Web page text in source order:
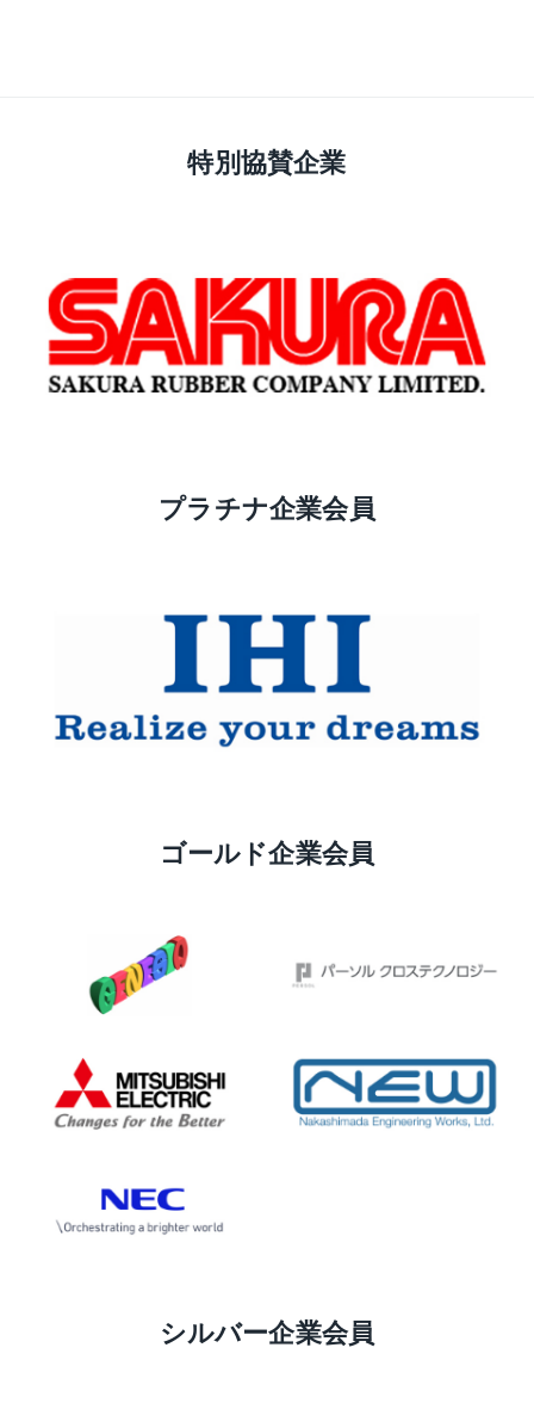
特別協賛企業
プラチナ企業会員
ゴールド企業会員
シルバー企業会員